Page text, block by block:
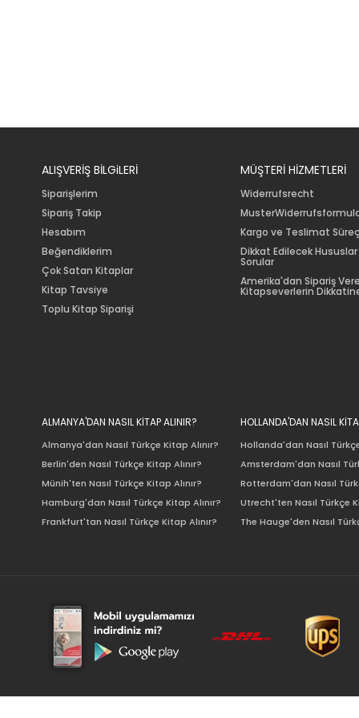
ALIŞVERİŞ BİLGiLERİ
Siparişlerim
Sipariş Takip
Hesabım
Beğendiklerim
Çok Satan Kitaplar
Kitap Tavsiye
Toplu Kitap Siparişi
MÜŞTERİ HİZMETLERİ
Widerrufsrecht
Kargo ve Teslimat
Dikkat Edilecek Hususlar
Sorular
Amerika'dan Sipariş
Kitapseverlerin
ALMANYA'DAN NASIL KİTAP ALINIR?
Almanya'dan Nasıl Türkçe Kitap Alınır?
Berlin'den Nasıl Türkçe Kitap Alınır?
Münih'ten Nasıl Türkçe Kitap Alınır?
Hamburg'dan Nasıl Türkçe Kitap Alınır?
Frankfurt'tan Nasıl Türkçe Kitap Alınır?
HOLLANDA'DAN NASIL
Hollanda'dan Nasıl
Amsterdam'dan Nasıl
Rotterdam'dan Nasıl
Utrecht'ten Nasıl Türkçe
The Hauge'den Nasıl